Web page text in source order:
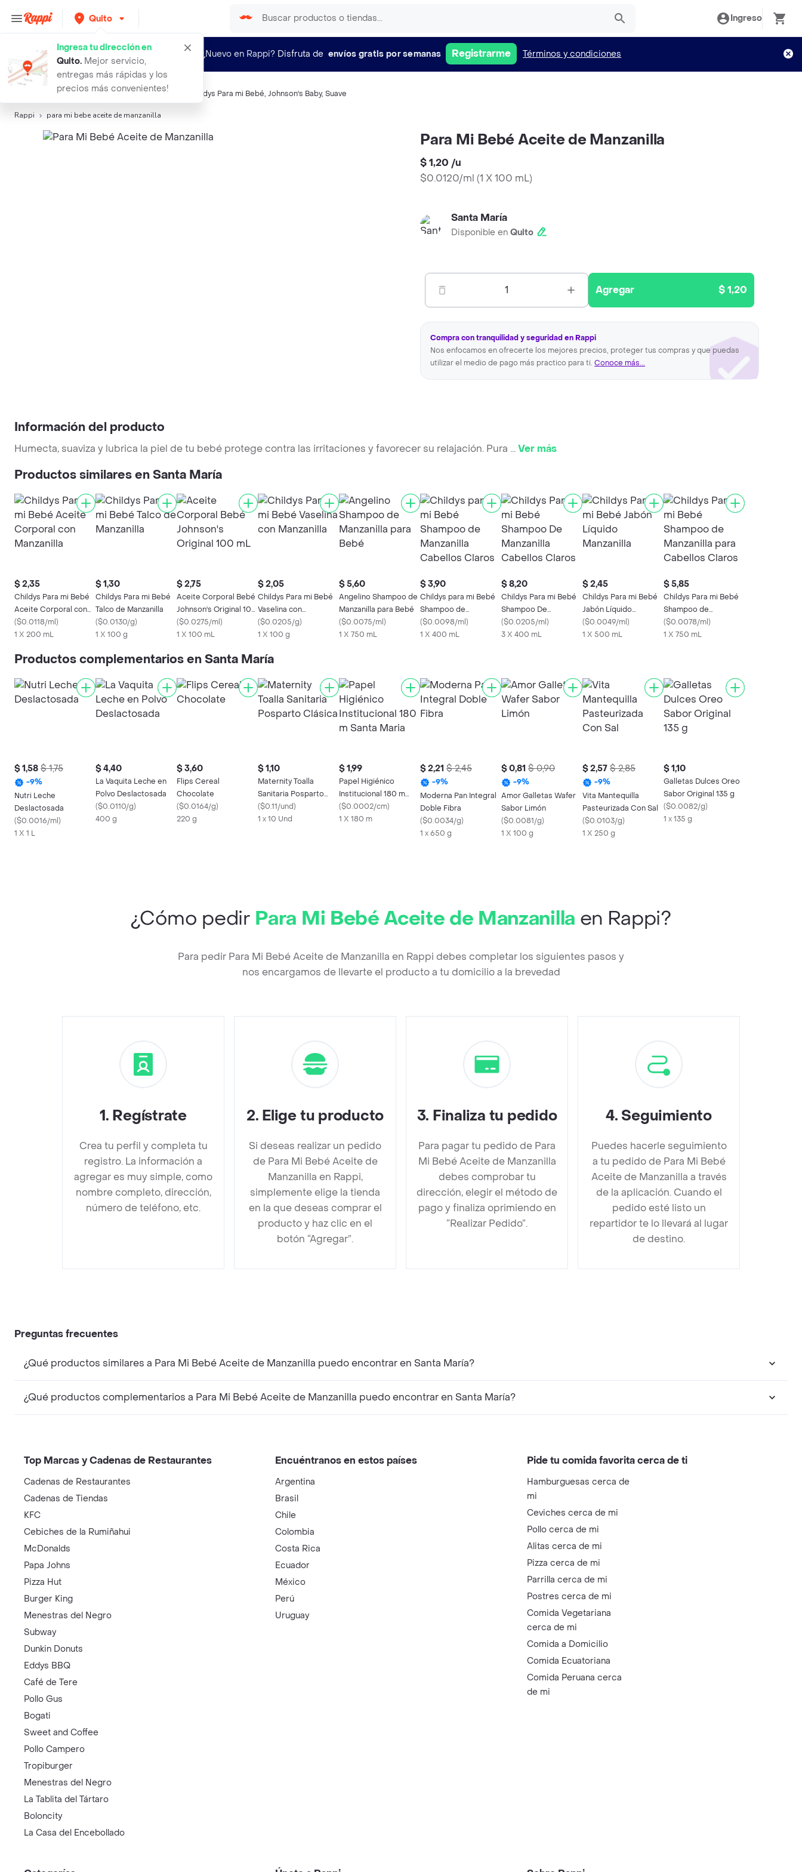
Quito
Ingresa tu dirección en
Quito. Mejor servicio,
entregas más rápidas y los
precios más convenientes!
Ingreso
¿Nuevo en Rappi? Disfruta de envíos gratis por semanas Registrarme Términos y condiciones
Búsquedas relacionadas: Talco y Aceite,Childys Childys Para mi Bebé, Johnson's Baby, Suave
Rappi para mi bebe aceite de manzanilla
Para Mi Bebé Aceite de Manzanilla
$ 1,20 /u
$0.0120/ml (1 X 100 mL)
Santa María
Disponible en Quito
1 Agregar $ 1,20
Compra con tranquilidad y seguridad en Rappi
Nos enfocamos en ofrecerte los mejores precios, proteger tus compras y que puedas
utilizar el medio de pago más practico para ti. Conoce más...
Información del producto
Humecta, suaviza y lubrica la piel de tu bebé protege contra las irritaciones y favorecer su relajación. Pura ...Ver más
Productos similares en Santa María
$ 2,35
Childys Para mi Bebé
Aceite Corporal con
Manzanilla
($0.0118/ml)
1 X 200 mL
$ 1,30
Childys Para mi Bebé
Talco de Manzanilla
($0.0130/g)
1 X 100 g
$ 2,75
Aceite Corporal Bebé
Johnson's Original 100
mL
($0.0275/ml)
1 X 100 mL
$ 2,05
Childys Para mi Bebé
Vaselina con
Manzanilla
($0.0205/g)
1 X 100 g
$ 5,60
Angelino Shampoo de
Manzanilla para Bebé
($0.0075/ml)
1 X 750 mL
$ 3,90
Childys para mi Bebé
Shampoo de
Manzanilla Cabellos
Claros
($0.0098/ml)
1 X 400 mL
$ 8,20
Childys Para mi Bebé
Shampoo De
Manzanilla Cabellos
Claros
($0.0205/ml)
3 X 400 mL
$ 2,45
Childys Para mi Bebé
Jabón Líquido
Manzanilla
($0.0049/ml)
1 X 500 mL
$ 5,85
Childys Para mi Bebé
Shampoo de
Manzanilla para
Cabellos Claros
($0.0078/ml)
1 X 750 mL
Productos complementarios en Santa María
$ 1,58 $ 1,75
-9%
Nutri Leche
Deslactosada
($0.0016/ml)
1 X 1 L
$ 4,40
La Vaquita Leche en
Polvo Deslactosada
($0.0110/g)
400 g
$ 3,60
Flips Cereal
Chocolate
($0.0164/g)
220 g
$ 1,10
Maternity Toalla
Sanitaria Posparto
Clásica
($0.11/und)
1 x 10 Und
$ 1,99
Papel Higiénico
Institucional 180 m
Santa Maria
($0.0002/cm)
1 X 180 m
$ 2,21 $ 2,45
-9%
Moderna Pan Integral
Doble Fibra
($0.0034/g)
1 x 650 g
$ 0,81 $ 0,90
-9%
Amor Galletas Wafer
Sabor Limón
($0.0081/g)
1 X 100 g
$ 2,57 $ 2,85
-9%
Vita Mantequilla
Pasteurizada Con Sal
($0.0103/g)
1 X 250 g
$ 1,10
Galletas Dulces Oreo
Sabor Original 135 g
($0.0082/g)
1 x 135 g
¿Cómo pedir Para Mi Bebé Aceite de Manzanilla en Rappi?
Para pedir Para Mi Bebé Aceite de Manzanilla en Rappi debes completar los siguientes pasos y
nos encargamos de llevarte el producto a tu domicilio a la brevedad
1. Regístrate
Crea tu perfil y completa tu
registro. La información a
agregar es muy simple, como
nombre completo, dirección,
número de teléfono, etc.
2. Elige tu producto
Si deseas realizar un pedido
de Para Mi Bebé Aceite de
Manzanilla en Rappi,
simplemente elige la tienda
en la que deseas comprar el
producto y haz clic en el
botón “Agregar”.
3. Finaliza tu pedido
Para pagar tu pedido de Para
Mi Bebé Aceite de Manzanilla
debes comprobar tu
dirección, elegir el método de
pago y finaliza oprimiendo en
“Realizar Pedido”.
4. Seguimiento
Puedes hacerle seguimiento
a tu pedido de Para Mi Bebé
Aceite de Manzanilla a través
de la aplicación. Cuando el
pedido esté listo un
repartidor te lo llevará al lugar
de destino.
Preguntas frecuentes
¿Qué productos similares a Para Mi Bebé Aceite de Manzanilla puedo encontrar en Santa María?
¿Qué productos complementarios a Para Mi Bebé Aceite de Manzanilla puedo encontrar en Santa María?
Top Marcas y Cadenas de Restaurantes
Cadenas de Restaurantes
Cadenas de Tiendas
KFC
Cebiches de la Rumiñahui
McDonalds
Papa Johns
Pizza Hut
Burger King
Menestras del Negro
Subway
Dunkin Donuts
Eddys BBQ
Café de Tere
Pollo Gus
Bogati
Sweet and Coffee
Pollo Campero
Tropiburger
Menestras del Negro
La Tablita del Tártaro
Boloncity
La Casa del Encebollado
Encuéntranos en estos países
Argentina
Brasil
Chile
Colombia
Costa Rica
Ecuador
México
Perú
Uruguay
Pide tu comida favorita cerca de ti
Hamburguesas cerca de
mi
Ceviches cerca de mi
Pollo cerca de mi
Alitas cerca de mi
Pizza cerca de mi
Parrilla cerca de mi
Postres cerca de mi
Comida Vegetariana
cerca de mi
Comida a Domicilio
Comida Ecuatoriana
Comida Peruana cerca
de mi